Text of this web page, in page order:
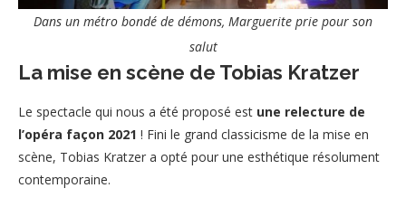
Dans un métro bondé de démons, Marguerite prie pour son
salut
La mise en scène de Tobias Kratzer
Le spectacle qui nous a été proposé est une relecture de
l’opéra façon 2021 ! Fini le grand classicisme de la mise en
scène, Tobias Kratzer a opté pour une esthétique résolument
contemporaine.